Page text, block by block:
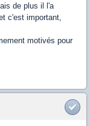
de plus il l'a
c'est important,
motivés pour